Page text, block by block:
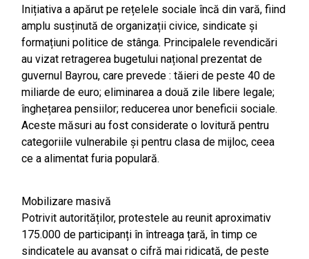
Inițiativa a apărut pe rețelele sociale încă din vară, fiind
amplu susținută de organizații civice, sindicate și
formațiuni politice de stânga. Principalele revendicări
au vizat retragerea bugetului național prezentat de
guvernul Bayrou, care prevede : tăieri de peste 40 de
miliarde de euro; eliminarea a două zile libere legale;
înghețarea pensiilor; reducerea unor beneficii sociale.
Aceste măsuri au fost considerate o lovitură pentru
categoriile vulnerabile și pentru clasa de mijloc, ceea
ce a alimentat furia populară.
Mobilizare masivă
Potrivit autorităților, protestele au reunit aproximativ
175.000 de participanți în întreaga țară, în timp ce
sindicatele au avansat o cifră mai ridicată, de peste